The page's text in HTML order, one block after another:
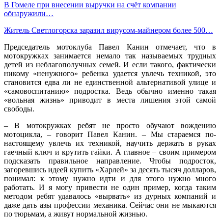
В Гомеле при внесении выручки на счёт компании
обнаружили…
Житель Светлогорска заразил вирусом-майнером более 500…
Председатель мотоклуба Павел Канин отмечает, что в
мотокружках занимается немало так называемых трудных
детей из неблагополучных семей. И если такого, фактически
никому «ненужного» ребенка удается увлечь техникой, это
становится едва ли не единственной альтернативой улице и
«самовоспитанию» подростка. Ведь обычно именно такая
«вольная жизнь» приводит в места лишения этой самой
свободы.
– В мотокружках ребят не просто обучают вождению
мотоцикла, – говорит Павел Канин. – Мы стараемся по-
настоящему увлечь их техникой, научить держать в руках
гаечный ключ и крутить гайки. А главное – своим примером
подсказать правильное направление. Чтобы подросток,
загоревшись идеей купить «Харлей» за десять тысяч долларов,
понимал: к этому нужно идти и для этого нужно много
работать. И я могу привести не один пример, когда таким
методом ребят удавалось «вырвать» из дурных компаний и
даже дать азы профессии механика. Сейчас они не мыкаются
по тюрьмам, а живут нормальной жизнью.